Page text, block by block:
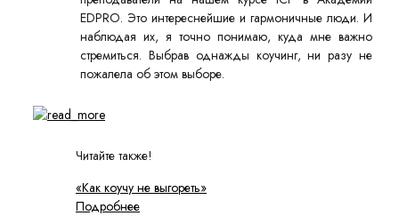
EDPRO. Это интереснейшие и гармоничные люди. И
наблюдая их, я точно понимаю, куда мне важно
стремиться. Выбрав однажды коучинг, ни разу не
пожалела об этом выборе.
Читайте также!
«Как коучу не выгореть»
Подробнее